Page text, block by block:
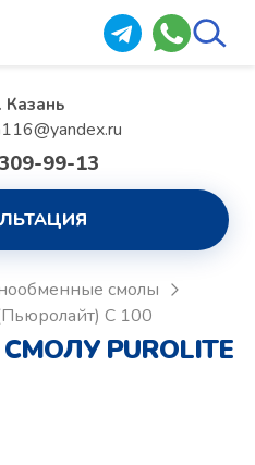
Казань
99-13
смолы
C 100
PUROLITE